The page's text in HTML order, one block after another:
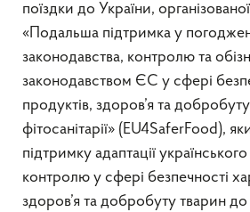
поїздки до України,
«Подальша підтримка у
законодавства, контролю та
законодавством ЄС у сфері
продуктів, здоров’я та
фітосанітарії» (EU4SaferFood),
підтримку адаптації
контролю у сфері безпечності
здоров’я та добробуту тварин